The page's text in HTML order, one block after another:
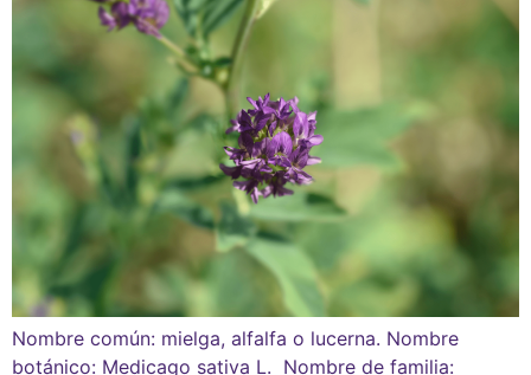
Nombre común: mielga, alfalfa o lucerna. Nombre
botánico: Medicago sativa L. Nombre de familia: